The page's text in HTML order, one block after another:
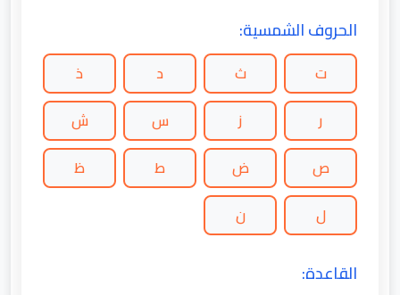
الحروف الشمسية:
ت ث د
ذ
ر
ز س
ش
ص
ض ط
ظ
ل
ن
القاعدة: